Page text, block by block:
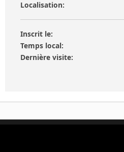
Localisation:
Inscrit le:
Temps local:
Dernière visite: